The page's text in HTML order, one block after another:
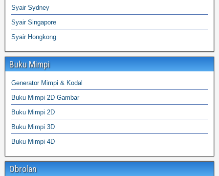
Syair Sydney
Syair Singapore
Syair Hongkong
Buku Mimpi
Generator Mimpi & Kodal
Buku Mimpi 2D Gambar
Buku Mimpi 2D
Buku Mimpi 3D
Buku Mimpi 4D
Obrolan